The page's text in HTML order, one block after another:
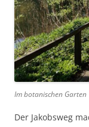
Im botanischen Garten
Der Jakobsweg